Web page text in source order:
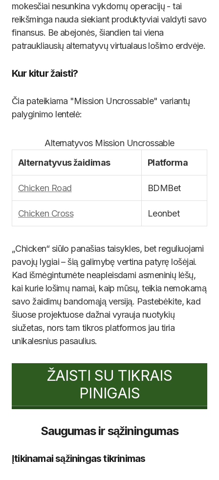
mokesčiai nesunkina vykdomų operacijų - tai
reikšminga nauda siekiant produktyviai valdyti savo
finansus. Be abejonės, šiandien tai viena
patraukliausių alternatyvų virtualaus lošimo erdvėje.
Kur kitur žaisti?
Čia pateikiama "Mission Uncrossable" variantų
palyginimo lentelė:
Alternatyvos Mission Uncrossable
Alternatyvus žaidimas
Platforma
Chicken Road BDMBet
Chicken Cross Leonbet
„Chicken“ siūlo panašias taisykles, bet reguliuojami
pavojų lygiai – šią galimybę vertina patyrę lošėjai.
Kad išmėgintumėte neapleisdami asmeninių lėšų,
kai kurie lošimų namai, kaip mūsų, teikia nemokamą
savo žaidimų bandomąją versiją. Pastebėkite, kad
šiuose projektuose dažnai vyrauja nuotykių
siužetas, nors tam tikros platformos jau tiria
unikalesnius pasaulius.
ŽAISTI SU TIKRAIS
PINIGAIS
Saugumas ir sąžiningumas
Įtikinamai sąžiningas tikrinimas